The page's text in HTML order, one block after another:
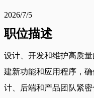
2026/7/5
职位描述
设计、开发和维护高质
建新功能和应用程序，
计、后端和产品团队紧